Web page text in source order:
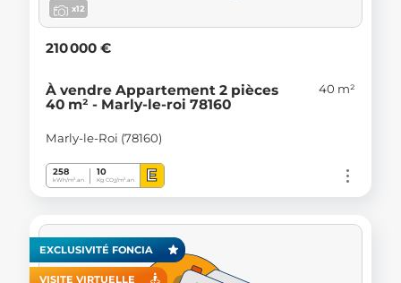
x12
210 000 €
À vendre Appartement 2 pièces
40 m² - Marly-le-roi 78160
40 m²
Marly-le-Roi (78160)
258
kWh/m².an
10
Kg CO2/m².an E
EXCLUSIVITÉ FONCIA
VISITE VIRTUELLE